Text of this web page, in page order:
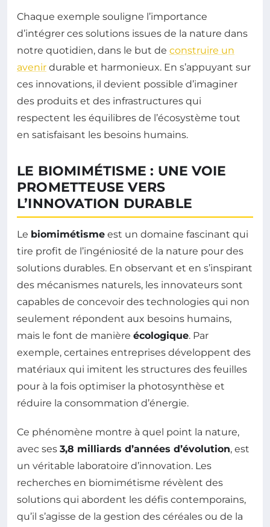
Chaque exemple souligne l’importance
d’intégrer ces solutions issues de la nature dans
notre quotidien, dans le but de construire un
avenir durable et harmonieux. En s’appuyant sur
ces innovations, il devient possible d’imaginer
des produits et des infrastructures qui
respectent les équilibres de l’écosystème tout
en satisfaisant les besoins humains.
LE BIOMIMÉTISME : UNE VOIE
PROMETTEUSE VERS
L’INNOVATION DURABLE
Le biomimétisme est un domaine fascinant qui
tire profit de l’ingéniosité de la nature pour des
solutions durables. En observant et en s’inspirant
des mécanismes naturels, les innovateurs sont
capables de concevoir des technologies qui non
seulement répondent aux besoins humains,
mais le font de manière écologique. Par
exemple, certaines entreprises développent des
matériaux qui imitent les structures des feuilles
pour à la fois optimiser la photosynthèse et
réduire la consommation d’énergie.
Ce phénomène montre à quel point la nature,
avec ses 3,8 milliards d’années d’évolution, est
un véritable laboratoire d’innovation. Les
recherches en biomimétisme révèlent des
solutions qui abordent les défis contemporains,
qu’il s’agisse de la gestion des céréales ou de la